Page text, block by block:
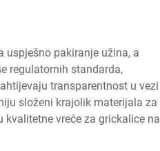
pakiranje užina, a
regulatornih standarda,
transparentnost u vezi
složeni krajolik materijala za
vreće za grickalice na